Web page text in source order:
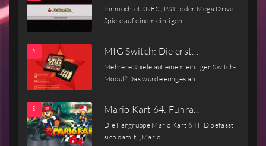
Ihr möchtet SNES-, PS1- oder Mega Drive-
Spiele auf einem einzigen…
MIG Switch: Die erst…
Mehrere Spiele auf einem einzigen Switch-
Modul? Das würde einiges an…
Mario Kart 64: Funra…
Die Fangruppe Mario Kart 64 HD befasst
sich damit, „Mario…